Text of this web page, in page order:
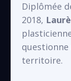
Diplômée
2018,
territoire.